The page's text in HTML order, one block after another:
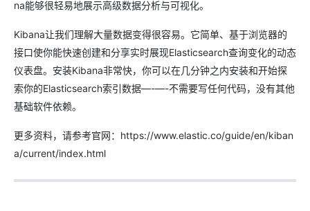
na能够很轻易地展示高级数据分析与可视化。
Kibana让我们理解大量数据变得很容易。它简单、基于浏览器的
接口使你能快速创建和分享实时展现Elasticsearch查询变化的动态
仪表盘。安装Kibana非常快，你可以在几分钟之内安装和开始探
索你的Elasticsearch索引数据—-—-不需要写任何代码，没有其他
基础软件依赖。
更多资料，请参考官网：https://www.elastic.co/guide/en/kiban
a/current/index.html